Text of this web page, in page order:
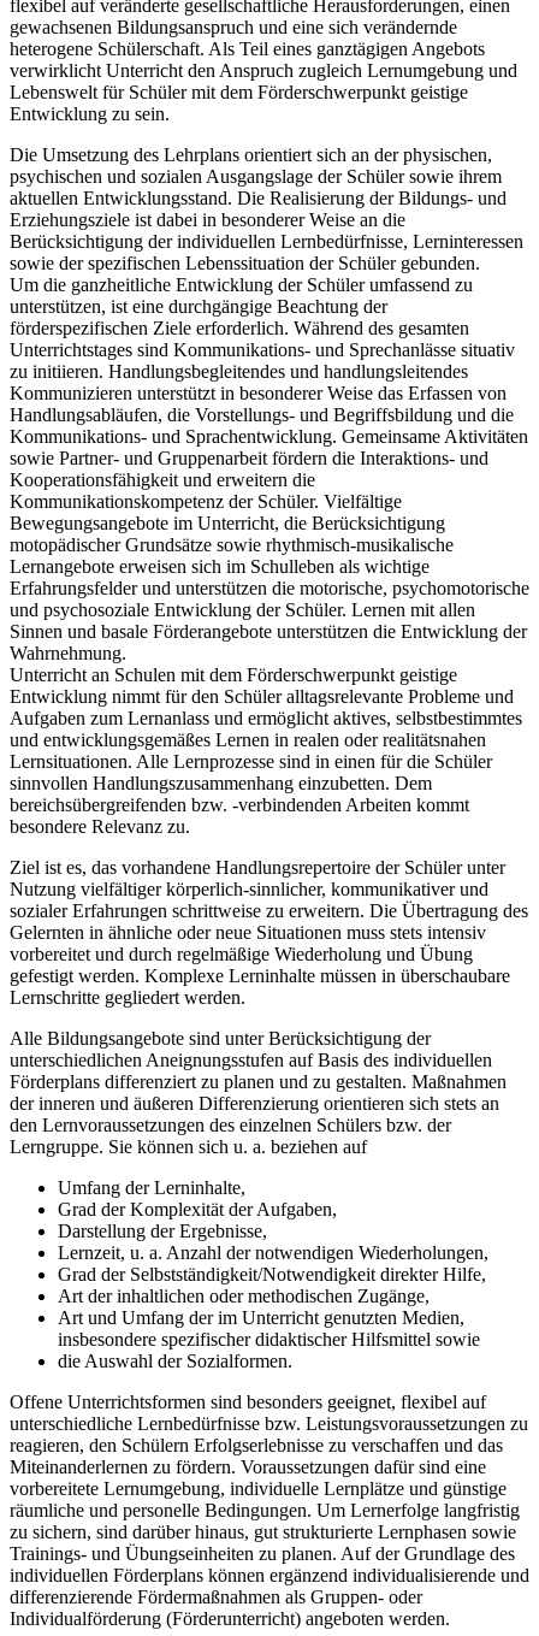
flexibel auf veränderte gesellschaftliche Herausforderungen, einen
gewachsenen Bildungsanspruch und eine sich verändernde
heterogene Schülerschaft. Als Teil eines ganztägigen Angebots
verwirklicht Unterricht den Anspruch zugleich Lernumgebung und
Lebenswelt für Schüler mit dem Förderschwerpunkt geistige
Entwicklung zu sein.
Die Umsetzung des Lehrplans orientiert sich an der physischen,
psychischen und sozialen Ausgangslage der Schüler sowie ihrem
aktuellen Entwicklungsstand. Die Realisierung der Bildungs- und
Erziehungsziele ist dabei in besonderer Weise an die
Berücksichtigung der individuellen Lernbedürfnisse, Lerninteressen
sowie der spezifischen Lebenssituation der Schüler gebunden.
Um die ganzheitliche Entwicklung der Schüler umfassend zu
unterstützen, ist eine durchgängige Beachtung der
förderspezifischen Ziele erforderlich. Während des gesamten
Unterrichtstages sind Kommunikations- und Sprechanlässe situativ
zu initiieren. Handlungsbegleitendes und handlungsleitendes
Kommunizieren unterstützt in besonderer Weise das Erfassen von
Handlungsabläufen, die Vorstellungs- und Begriffsbildung und die
Kommunikations- und Sprachentwicklung. Gemeinsame Aktivitäten
sowie Partner- und Gruppenarbeit fördern die Interaktions- und
Kooperationsfähigkeit und erweitern die
Kommunikationskompetenz der Schüler. Vielfältige
Bewegungsangebote im Unterricht, die Berücksichtigung
motopädischer Grundsätze sowie rhythmisch-musikalische
Lernangebote erweisen sich im Schulleben als wichtige
Erfahrungsfelder und unterstützen die motorische, psychomotorische
und psychosoziale Entwicklung der Schüler. Lernen mit allen
Sinnen und basale Förderangebote unterstützen die Entwicklung der
Wahrnehmung.
Unterricht an Schulen mit dem Förderschwerpunkt geistige
Entwicklung nimmt für den Schüler alltagsrelevante Probleme und
Aufgaben zum Lernanlass und ermöglicht aktives, selbstbestimmtes
und entwicklungsgemäßes Lernen in realen oder realitätsnahen
Lernsituationen. Alle Lernprozesse sind in einen für die Schüler
sinnvollen Handlungszusammenhang einzubetten. Dem
bereichsübergreifenden bzw. -verbindenden Arbeiten kommt
besondere Relevanz zu.
Ziel ist es, das vorhandene Handlungsrepertoire der Schüler unter
Nutzung vielfältiger körperlich-sinnlicher, kommunikativer und
sozialer Erfahrungen schrittweise zu erweitern. Die Übertragung des
Gelernten in ähnliche oder neue Situationen muss stets intensiv
vorbereitet und durch regelmäßige Wiederholung und Übung
gefestigt werden. Komplexe Lerninhalte müssen in überschaubare
Lernschritte gegliedert werden.
Alle Bildungsangebote sind unter Berücksichtigung der
unterschiedlichen Aneignungsstufen auf Basis des individuellen
Förderplans differenziert zu planen und zu gestalten. Maßnahmen
der inneren und äußeren Differenzierung orientieren sich stets an
den Lernvoraussetzungen des einzelnen Schülers bzw. der
Lerngruppe. Sie können sich u. a. beziehen auf
Umfang der Lerninhalte,
Grad der Komplexität der Aufgaben,
Darstellung der Ergebnisse,
Lernzeit, u. a. Anzahl der notwendigen Wiederholungen,
Grad der Selbstständigkeit/Notwendigkeit direkter Hilfe,
Art der inhaltlichen oder methodischen Zugänge,
Art und Umfang der im Unterricht genutzten Medien,
insbesondere spezifischer didaktischer Hilfsmittel sowie
die Auswahl der Sozialformen.
Offene Unterrichtsformen sind besonders geeignet, flexibel auf
unterschiedliche Lernbedürfnisse bzw. Leistungsvoraussetzungen zu
reagieren, den Schülern Erfolgserlebnisse zu verschaffen und das
Miteinanderlernen zu fördern. Voraussetzungen dafür sind eine
vorbereitete Lernumgebung, individuelle Lernplätze und günstige
räumliche und personelle Bedingungen. Um Lernerfolge langfristig
zu sichern, sind darüber hinaus, gut strukturierte Lernphasen sowie
Trainings- und Übungseinheiten zu planen. Auf der Grundlage des
individuellen Förderplans können ergänzend individualisierende und
differenzierende Fördermaßnahmen als Gruppen- oder
Individualförderung (Förderunterricht) angeboten werden.